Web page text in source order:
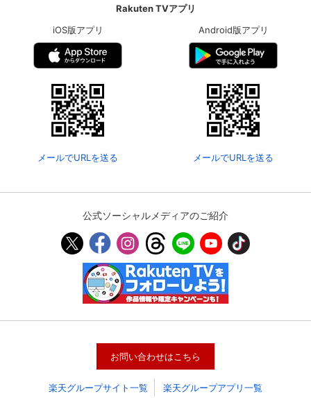
会員情報
決済方法変更 決済方法の変更が可能です。
Rakuten TVアプリ
iOS版アプリ
メールでURLを送る
Android版アプリ
メールでURLを送る
公式ソーシャルメディアのご紹介
お問い合わせはこちら
楽天グループサイト一覧 楽天グループアプリ一覧